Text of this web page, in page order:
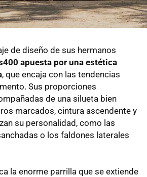
de diseño de sus hermanos
apuesta por una estética
, que encaja con las tendencias
Sus proporciones
de una silueta bien
marcados, cintura ascendente y
su personalidad, como las
o los faldones laterales
la enorme parrilla que se extiende